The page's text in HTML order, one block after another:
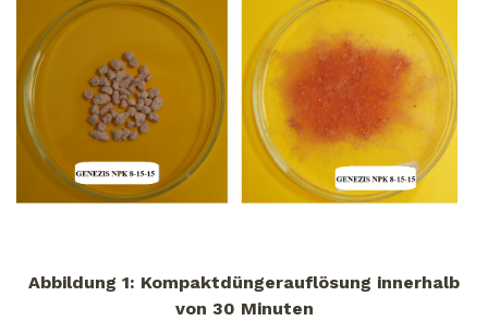
Abbildung 1: Kompaktdüngerauflösung innerhalb
von 30 Minuten